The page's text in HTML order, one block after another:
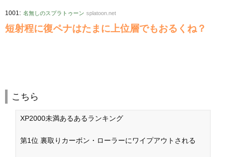
1001: 名無しのスプラトゥーン splatoon.net
短射程に復ペナはたまに上位層でもおるくね？
こちら
XP2000未満あるあるランキング
第1位 裏取りカーボン・ローラーにワイプアウトされる